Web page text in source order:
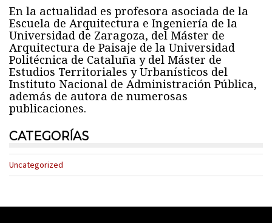
En la actualidad es profesora asociada de la
Escuela de Arquitectura e Ingeniería de la
Universidad de Zaragoza, del Máster de
Arquitectura de Paisaje de la Universidad
Politécnica de Cataluña y del Máster de
Estudios Territoriales y Urbanísticos del
Instituto Nacional de Administración Pública,
además de autora de numerosas
publicaciones.
CATEGORÍAS
Uncategorized